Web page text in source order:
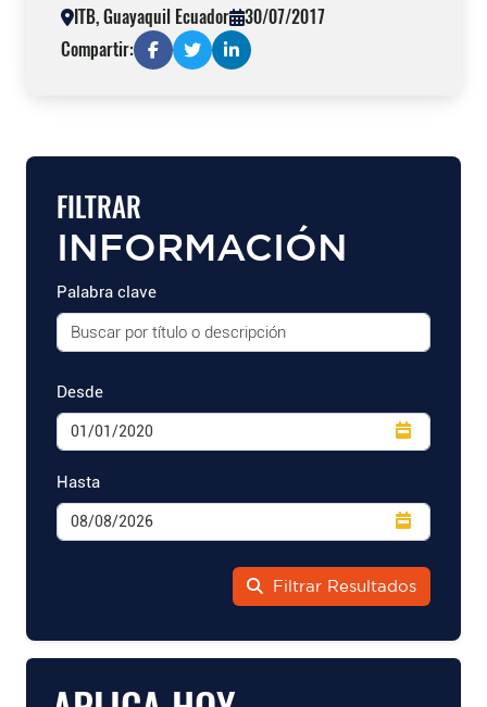
FILTRAR
INFORMACIÓN
Palabra clave
Desde
Hasta
Filtrar Resultados
ITB, Guayaquil Ecuador
30/07/2017
Compartir: